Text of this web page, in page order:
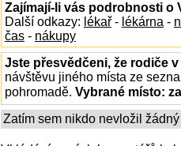
Zajímají-li vás podrobnosti o
Další odkazy: lékař - lékárna -
čas - nákupy
Jste přesvědčeni, že rodiče
návštěvu jiného místa ze
pohromadě. Vybrané místo:
Zatím sem nikdo nevložil